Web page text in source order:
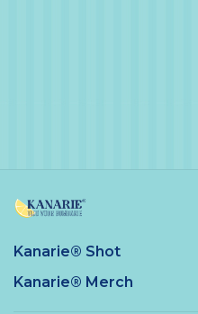
Kanarie® Shot
Kanarie® Merch